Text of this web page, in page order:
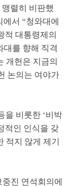
맹렬히 비판했
에서 “청와대에
적 대통령제의
대를 향해 직격
개헌은 지금의
논의는 여야가
을 비롯한 ‘비박
적인 인식을 갖
적지 않게 제기
진 연석회의에